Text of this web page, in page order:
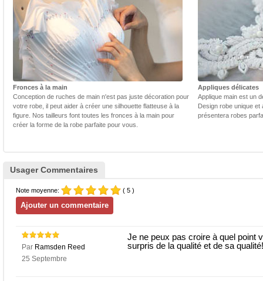
Fronces à la main
Conception de ruches de main n'est pas juste décoration pour
votre robe, il peut aider à créer une silhouette flatteuse à la
figure. Nos tailleurs font toutes les fronces à la main pour
créer la forme de la robe parfaite pour vous.
Appliques délicates
Applique main est un
Design robe unique et
présentera robes
Usager Commentaires
Note moyenne: ( 5 )
Par Ramsden Reed
25 Septembre
Je ne peux pas croire à quel point
surpris de la qualité et de sa